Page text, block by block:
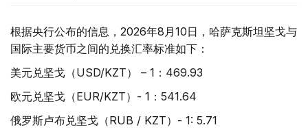
根据央行公布的信息，2026年8月10日，哈萨克斯坦坚戈与
国际主要货币之间的兑换汇率标准如下：
美元兑坚戈（USD/KZT） – 1：469.93
欧元兑坚戈（EUR/KZT）- 1：541.64
俄罗斯卢布兑坚戈（RUB / KZT）- 1: 5.71